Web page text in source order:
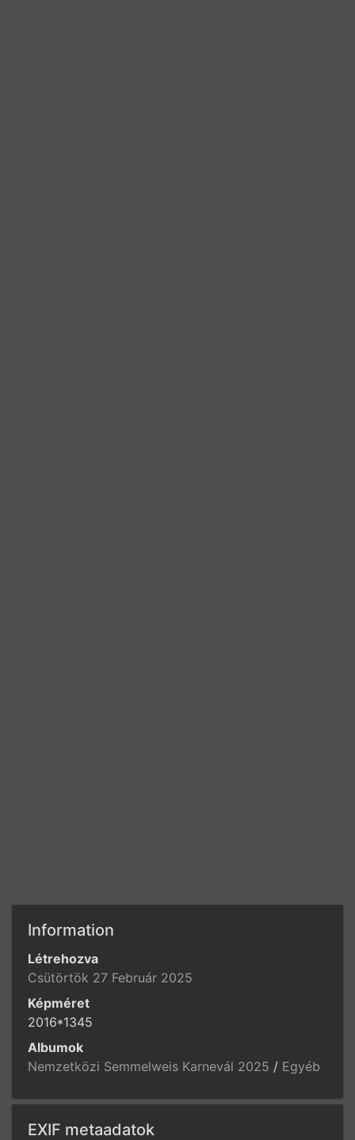
Information
Létrehozva
Csütörtök 27 Február 2025
Képméret
2016*1345
Albumok
Nemzetközi Semmelweis Karnevál 2025 / Egyéb
EXIF metaadatok